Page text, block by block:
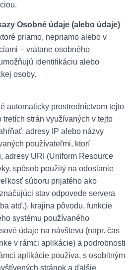
Osobné údaje (alebo údaje)
priamo, nepriamo alebo v
– vrátane osobného
identifikáciu alebo
osoby.
automaticky prostredníctvom tejto
strán využívaných v tejto
adresy IP alebo názvy
používateľmi, ktorí
adresy URI (Uniform Resource
spôsob použitý na odoslanie
súboru prijatého ako
stav odpovede servera
atď.), krajina pôvodu, funkcie
systému používaného
údaje na návštevu (napr. čas
v rámci aplikácie) a podrobnosti
aplikácie používa, s osobitným
stránok a ďalšie